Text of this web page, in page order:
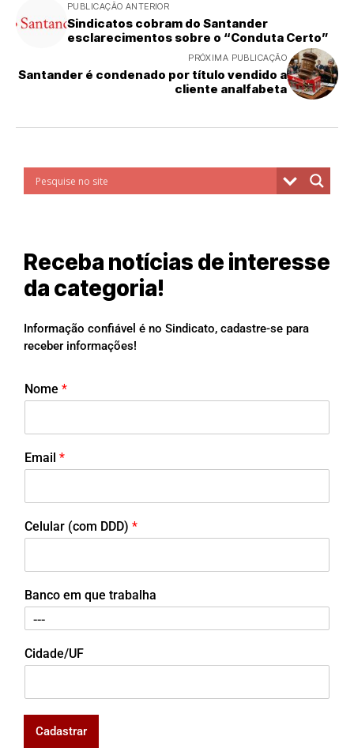
PUBLICAÇÃO ANTERIOR
Sindicatos cobram do Santander
esclarecimentos sobre o “Conduta Certo”
PRÓXIMA PUBLICAÇÃO
Santander é condenado por título vendido a
cliente analfabeta
Receba notícias de interesse
da categoria!
Informação confiável é no Sindicato, cadastre-se para
receber informações!
Nome *
Email *
Celular (com DDD) *
Banco em que trabalha
Cidade/UF
Cadastrar